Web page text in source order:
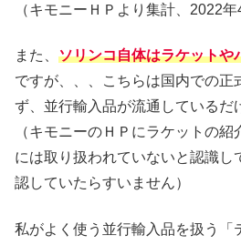
（キモニーＨＰより集計、2022年
また、 ソリンコ自体はラケットや
ですが、、、こちらは国内での正
ず、並行輸入品が流通しているだ
（キモニーのＨＰにラケットの
には取り扱われていないと認識し
認していたらすいません）
私がよく使う並行輸入品を扱う「